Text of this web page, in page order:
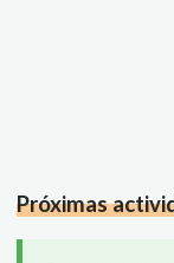
Próximas